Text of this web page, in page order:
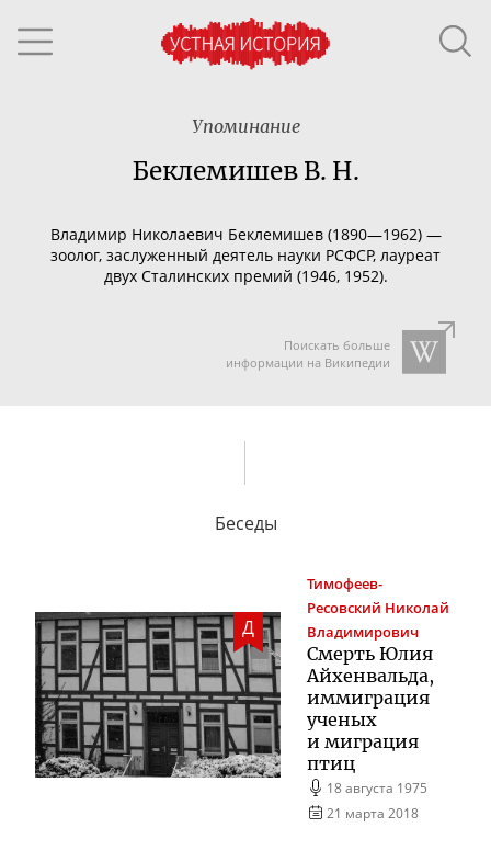
Упоминание
Беклемишев В. Н.
Владимир Николаевич Беклемишев (1890—1962) —
зоолог, заслуженный деятель науки РСФСР, лауреат
двух Сталинских премий (1946, 1952).
Поискать больше
информации на Википедии
Беседы
Д
Тимофеев-
Ресовский Николай
Владимирович
Смерть Юлия
Айхенвальда,
иммиграция
ученых
и миграция
птиц
18 августа 1975
21 марта 2018